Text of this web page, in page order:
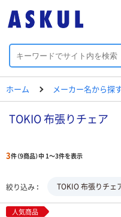
ホーム メーカー名から探す
TOKIO 布張りチェア
3件（9商品）中 1～3件を表示
絞り込み TOKIO 布張りチェ
人気商品